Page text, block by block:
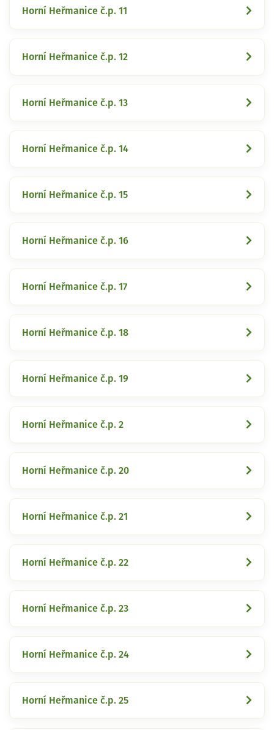
Horní Heřmanice č.p. 11
Horní Heřmanice č.p. 12
Horní Heřmanice č.p. 13
Horní Heřmanice č.p. 14
Horní Heřmanice č.p. 15
Horní Heřmanice č.p. 16
Horní Heřmanice č.p. 17
Horní Heřmanice č.p. 18
Horní Heřmanice č.p. 19
Horní Heřmanice č.p. 2
Horní Heřmanice č.p. 20
Horní Heřmanice č.p. 21
Horní Heřmanice č.p. 22
Horní Heřmanice č.p. 23
Horní Heřmanice č.p. 24
Horní Heřmanice č.p. 25